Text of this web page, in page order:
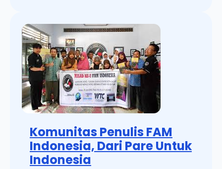
Komunitas Penulis FAM
Indonesia, Dari Pare Untuk
Indonesia